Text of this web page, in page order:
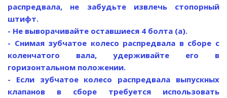
распредвала, не забудьте извлечь стопорный
штифт.
- Не выворачивайте оставшиеся 4 болта (а).
- Снимая зубчатое колесо распредвала в сборе с
коленчатого вала, удерживайте его в
горизонтальном положении.
- Если зубчатое колесо распредвала выпускных
клапанов в сборе требуется использовать